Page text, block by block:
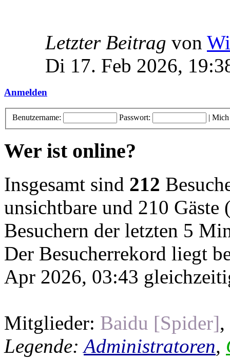
Letzter Beitrag von
Di 17. Feb 2026,
Anmelden
Benutzername: Passwort: | Mich
Wer ist online?
Insgesamt sind 212
unsichtbare und 210 Gäste
Besuchern der letzten 5
Der Besucherrekord liegt
Apr 2026, 03:43
Mitglieder: Baidu [Spider],
Legende:Administratoren,